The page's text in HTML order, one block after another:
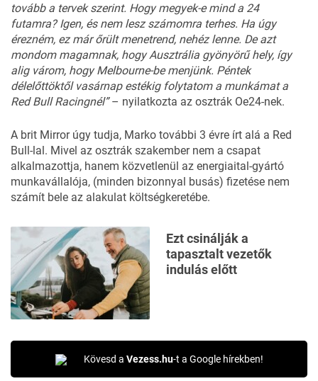
tovább a tervek szerint. Hogy megyek-e mind a 24
futamra? Igen, és nem lesz számomra terhes. Ha úgy
érezném, ez már őrült menetrend, nehéz lenne. De azt
mondom magamnak, hogy Ausztrália gyönyörű hely, így
alig várom, hogy Melbourne-be menjünk. Péntek
délelőttöktől vasárnap estékig folytatom a munkámat a
Red Bull Racingnél”– nyilatkozta az osztrák Oe24-nek.
A brit Mirror úgy tudja, Marko további 3 évre írt alá a Red
Bull-lal. Mivel az osztrák szakember nem a csapat
alkalmazottja, hanem közvetlenül az energiaital-gyártó
munkavállalója, (minden bizonnyal busás) fizetése nem
számít bele az alakulat költségkeretébe.
Ezt csinálják a
tapasztalt vezetők
indulás előtt
Kövesd a Vezess.hu-t a Google hírekben!